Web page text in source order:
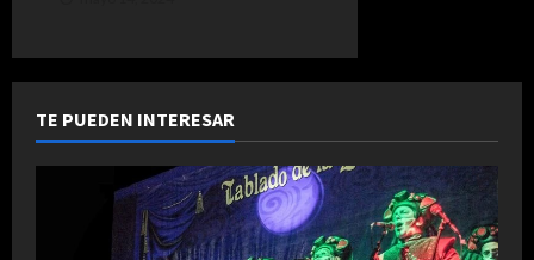
a
TE PUEDEN INTERESAR